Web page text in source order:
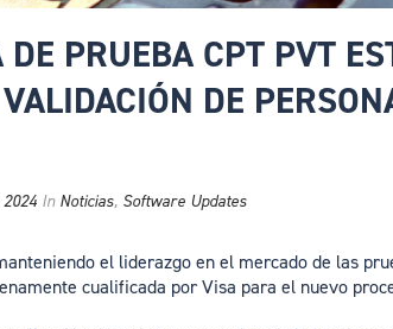
PRUEBA CPT PVT
DE
In Noticias, Software Updates
el liderazgo en el mercado de las
cualificada por Visa para el nuevo